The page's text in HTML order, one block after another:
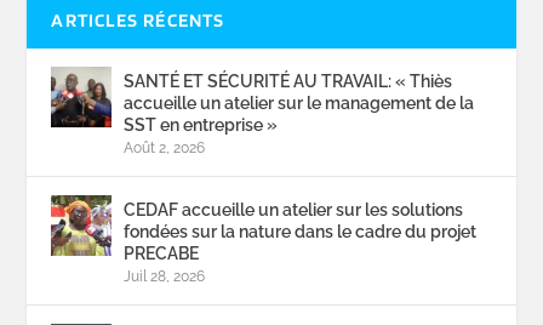
ARTICLES RÉCENTS
SANTÉ ET SÉCURITÉ AU TRAVAIL: « Thiès
accueille un atelier sur le management de la
SST en entreprise »
Août 2, 2026
CEDAF accueille un atelier sur les solutions
fondées sur la nature dans le cadre du projet
PRECABE
Juil 28, 2026